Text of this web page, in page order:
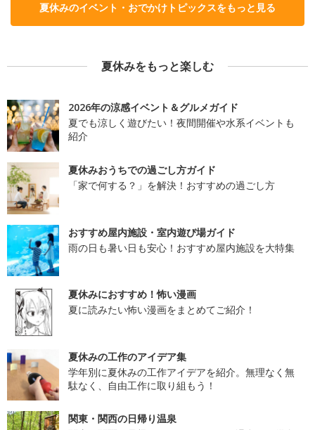
夏休みのイベント・おでかけトピックスをもっと見る
夏休みをもっと楽しむ
2026年の涼感イベント＆グルメガイド
夏でも涼しく遊びたい！夜間開催や水系イベントも
紹介
夏休みおうちでの過ごし方ガイド
「家で何する？」を解決！おすすめの過ごし方
おすすめ屋内施設・室内遊び場ガイド
雨の日も暑い日も安心！おすすめ屋内施設を大特集
夏休みにおすすめ！怖い漫画
夏に読みたい怖い漫画をまとめてご紹介！
夏休みの工作のアイデア集
学年別に夏休みの工作アイデアを紹介。無理なく無
駄なく、自由工作に取り組もう！
関東・関西の日帰り温泉